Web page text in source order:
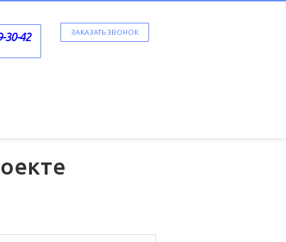
ЗАКАЗАТЬ ЗВОНОК
30-42